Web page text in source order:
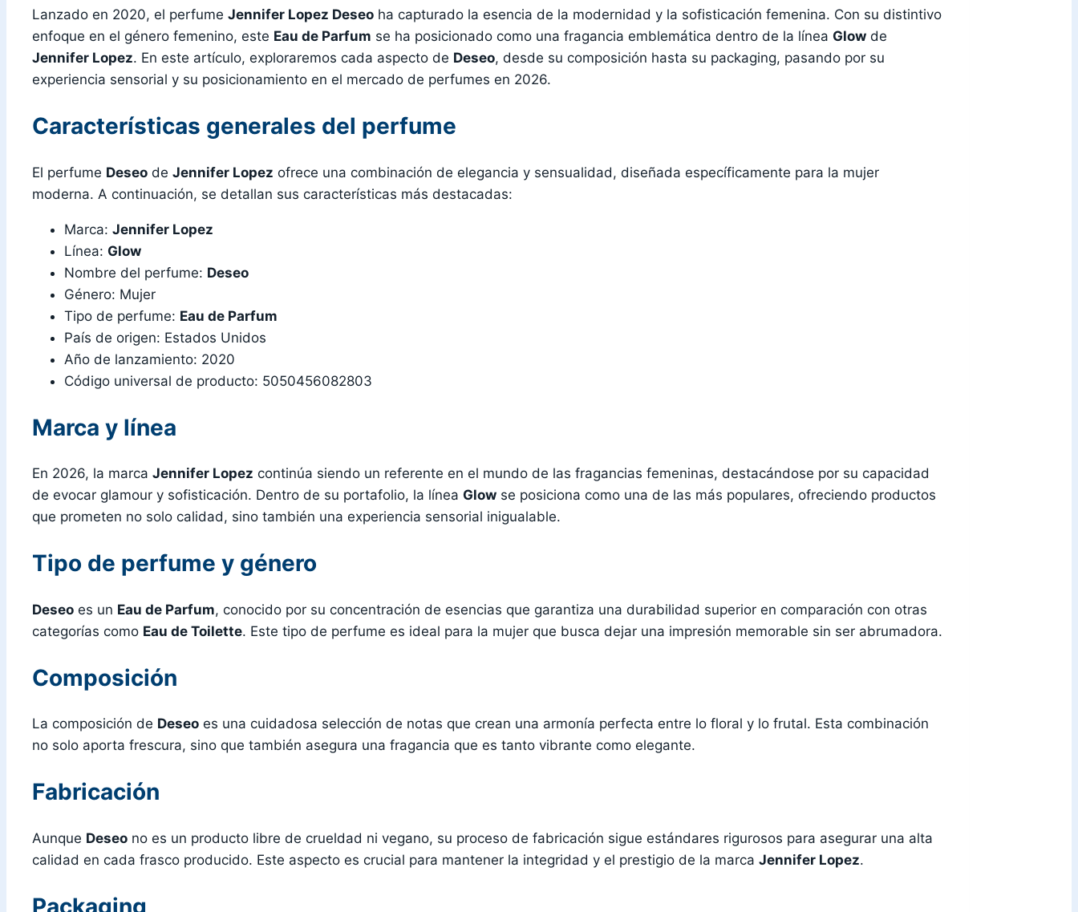
Lanzado en 2020, el perfume Jennifer Lopez Deseo ha capturado la esencia de la modernidad y la sofisticación femenina. Con su distintivo
enfoque en el género femenino, este Eau de Parfum se ha posicionado como una fragancia emblemática dentro de la línea Glow de
Jennifer Lopez. En este artículo, exploraremos cada aspecto de Deseo, desde su composición hasta su packaging, pasando por su
experiencia sensorial y su posicionamiento en el mercado de perfumes en 2026.
Características generales del perfume
El perfume Deseo de Jennifer Lopez ofrece una combinación de elegancia y sensualidad, diseñada específicamente para la mujer
moderna. A continuación, se detallan sus características más destacadas:
Marca: Jennifer Lopez
Línea: Glow
Nombre del perfume: Deseo
Género: Mujer
Tipo de perfume: Eau de Parfum
País de origen: Estados Unidos
Año de lanzamiento: 2020
Código universal de producto: 5050456082803
Marca y línea
En 2026, la marca Jennifer Lopez continúa siendo un referente en el mundo de las fragancias femeninas, destacándose por su capacidad
de evocar glamour y sofisticación. Dentro de su portafolio, la línea Glow se posiciona como una de las más populares, ofreciendo productos
que prometen no solo calidad, sino también una experiencia sensorial inigualable.
Tipo de perfume y género
Deseo es un Eau de Parfum, conocido por su concentración de esencias que garantiza una durabilidad superior en comparación con otras
categorías como Eau de Toilette. Este tipo de perfume es ideal para la mujer que busca dejar una impresión memorable sin ser abrumadora.
Composición
La composición de Deseo es una cuidadosa selección de notas que crean una armonía perfecta entre lo floral y lo frutal. Esta combinación
no solo aporta frescura, sino que también asegura una fragancia que es tanto vibrante como elegante.
Fabricación
Aunque Deseo no es un producto libre de crueldad ni vegano, su proceso de fabricación sigue estándares rigurosos para asegurar una alta
calidad en cada frasco producido. Este aspecto es crucial para mantener la integridad y el prestigio de la marca Jennifer Lopez.
Packaging